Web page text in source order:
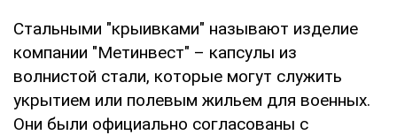
Стальными "крыивками" называют изделие
компании "Метинвест" – капсулы из
волнистой стали, которые могут служить
укрытием или полевым жильем для военных.
Они были официально согласованы с